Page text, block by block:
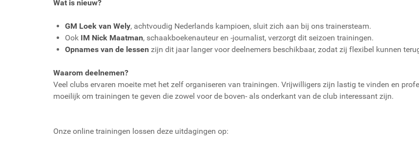
Wat is nieuw?
GM Loek van Wely, achtvoudig Nederlands kampioen, sluit zich aan bij ons trainersteam.
Ook IM Nick Maatman, schaakboekenauteur en -journalist, verzorgt dit seizoen trainingen.
Opnames van de lessen zijn dit jaar langer voor deelnemers beschikbaar, zodat zij flexibel kunnen
Waarom deelnemen?
Veel clubs ervaren moeite met het zelf organiseren van trainingen. Vrijwilligers zijn lastig te vinden en
moeilijk om trainingen te geven die zowel voor de boven- als onderkant van de club interessant zijn.
Onze online trainingen lossen deze uitdagingen op: